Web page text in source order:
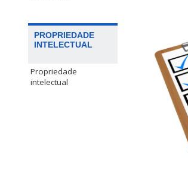
PROPRIEDADE
INTELECTUAL
Propriedade
intelectual